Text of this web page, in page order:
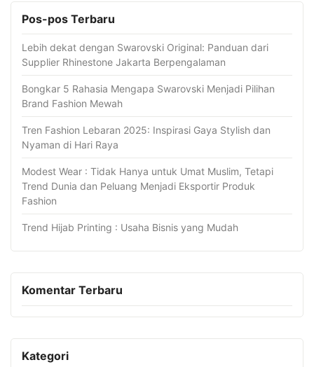
Pos-pos Terbaru
Lebih dekat dengan Swarovski Original: Panduan dari
Supplier Rhinestone Jakarta Berpengalaman
Bongkar 5 Rahasia Mengapa Swarovski Menjadi Pilihan
Brand Fashion Mewah
Tren Fashion Lebaran 2025: Inspirasi Gaya Stylish dan
Nyaman di Hari Raya
Modest Wear : Tidak Hanya untuk Umat Muslim, Tetapi
Trend Dunia dan Peluang Menjadi Eksportir Produk
Fashion
Trend Hijab Printing : Usaha Bisnis yang Mudah
Komentar Terbaru
Kategori